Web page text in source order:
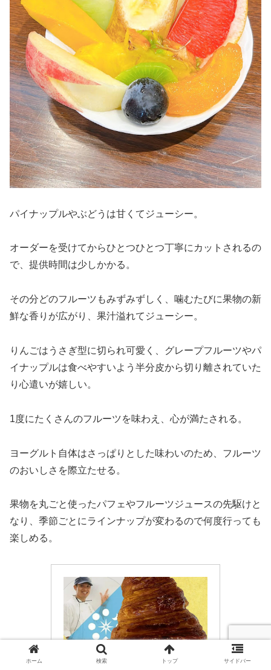
パイナップルやぶどうは甘くてジューシー。
オーダーを受けてからひとつひとつ丁寧にカットされるの
で、提供時間は少しかかる。
その分どのフルーツもみずみずしく、噛むたびに果物の新
鮮な香りが広がり、果汁溢れてジューシー。
りんごはうさぎ型に切られ可愛く、グレープフルーツやパ
イナップルは食べやすいよう半分皮から切り離されていた
り心遣いが嬉しい。
1度にたくさんのフルーツを味わえ、心が満たされる。
ヨーグルト自体はさっぱりとした味わいのため、フルーツ
のおいしさを際立たせる。
果物を丸ごと使ったパフェやフルーツジュースの先駆けと
なり、季節ごとにラインナップが変わるので何度行っても
楽しめる。
ホーム 検索 トップ サイドバー